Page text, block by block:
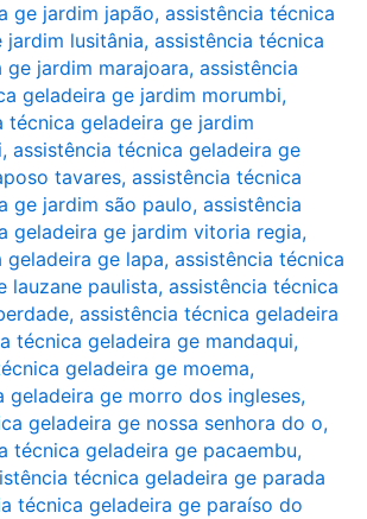
ge jardim japão, assistência técnica
jardim lusitânia, assistência técnica
jardim marajoara, assistência
geladeira ge jardim morumbi,
técnica geladeira ge jardim
, assistência técnica geladeira ge
tavares, assistência técnica
ge jardim são paulo, assistência
geladeira ge jardim vitoria regia,
geladeira ge lapa, assistência técnica
lauzane paulista, assistência técnica
, assistência técnica geladeira
técnica geladeira ge mandaqui,
geladeira ge moema,
geladeira ge morro dos ingleses,
geladeira ge nossa senhora do o,
técnica geladeira ge pacaembu,
técnica geladeira ge parada
técnica geladeira ge paraíso do